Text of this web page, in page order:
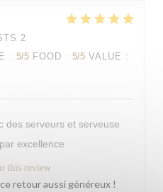
2
: 5/5 FOOD : 5/5 VALUE :
des serveurs et serveuse
excellence
this review
retour aussi généreux !